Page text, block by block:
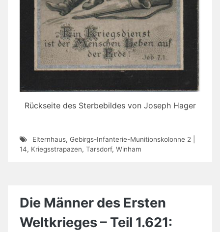
Rückseite des Sterbebildes von Joseph Hager
Elternhaus, Gebirgs-Infanterie-Munitionskolonne 2 |
14, Kriegsstrapazen, Tarsdorf, Winham
Die Männer des Ersten
Weltkrieges – Teil 1.621: